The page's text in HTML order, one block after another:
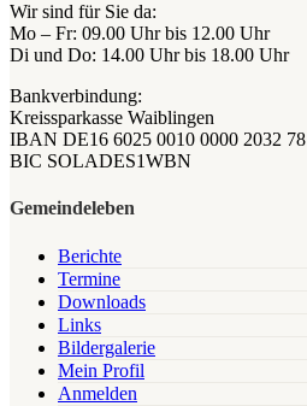
Wir sind für Sie da:
Mo – Fr: 09.00 Uhr bis 12.00 Uhr
Di und Do: 14.00 Uhr bis 18.00 Uhr
Bankverbindung:
Kreissparkasse Waiblingen
IBAN DE16 6025 0010 0000 2032 78
BIC SOLADES1WBN
Gemeindeleben
Berichte
Termine
Downloads
Links
Bildergalerie
Mein Profil
Anmelden